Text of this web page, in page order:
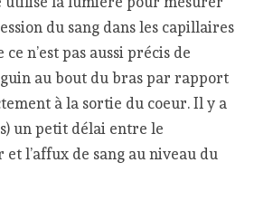
du sang dans les capillaires
ce n’est pas aussi précis de
au bout du bras par rapport
à la sortie du coeur. Il y a
un petit délai entre le
l’affux de sang au niveau du